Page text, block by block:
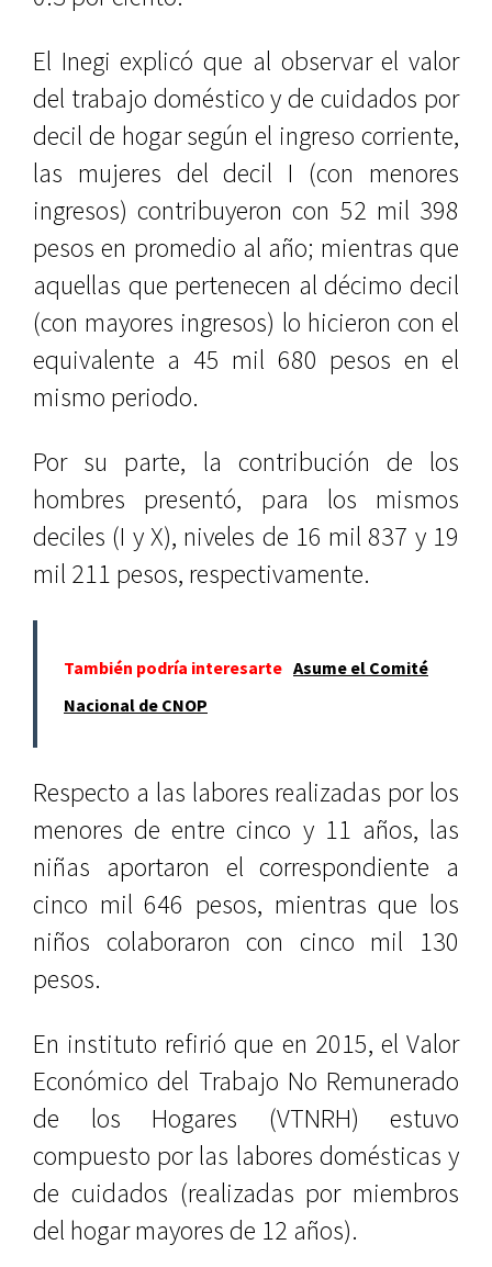
El Inegi explicó que al observar el valor
del trabajo doméstico y de cuidados por
decil de hogar según el ingreso corriente,
las mujeres del decil I (con menores
ingresos) contribuyeron con 52 mil 398
pesos en promedio al año; mientras que
aquellas que pertenecen al décimo decil
(con mayores ingresos) lo hicieron con el
equivalente a 45 mil 680 pesos en el
mismo periodo.
Por su parte, la contribución de los
hombres presentó, para los mismos
deciles (I y X), niveles de 16 mil 837 y 19
mil 211 pesos, respectivamente.
También podría interesarte Asume el Comité
Nacional de CNOP
Respecto a las labores realizadas por los
menores de entre cinco y 11 años, las
niñas aportaron el correspondiente a
cinco mil 646 pesos, mientras que los
niños colaboraron con cinco mil 130
pesos.
En instituto refirió que en 2015, el Valor
Económico del Trabajo No Remunerado
de los Hogares (VTNRH) estuvo
compuesto por las labores domésticas y
de cuidados (realizadas por miembros
del hogar mayores de 12 años).